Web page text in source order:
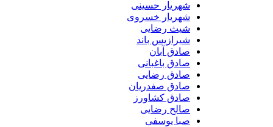
شهریار حسینی
شهریار خسروی
شیث رضایی
شیرازیس باند
صادق آبان
صادق باغبانی
صادق رضایی
صادق صفدریان
صادق کشاورز
صالح رضایی
صبا یوسفی